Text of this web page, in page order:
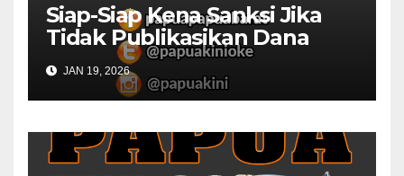
Siap-Siap Kena Sanksi Jika
Tidak Publikasikan Dana
Desa
JAN 19, 2026